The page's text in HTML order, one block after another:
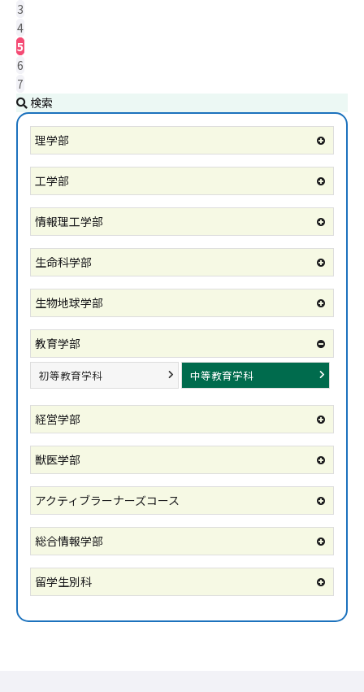
3
4
5
6
7
検索
理学部
工学部
情報理工学部
生命科学部
生物地球学部
教育学部
初等教育学科 中等教育学科
経営学部
獣医学部
アクティブラーナーズコース
総合情報学部
留学生別科